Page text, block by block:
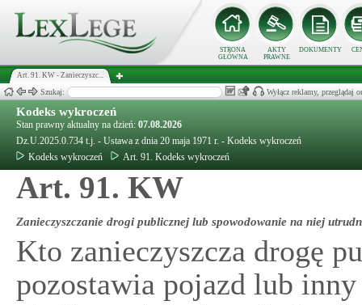
STRONA
GŁÓWNA
AKTY
PRAWNE
DOKUMENTY
Art. 91. KW - Zanieczyszc...
Szukaj: Wyłącz reklamy, przeglądaj
Kodeks wykroczeń
Stan prawny aktualny na dzień: 07.08.2026
Dz.U.2025.0.734 t.j. - Ustawa z dnia 20 maja 1971 r. - Kodeks wykroczeń
Kodeks wykroczeń
Art. 91. Kodeks wykroczeń
Art. 91. KW
Zanieczyszczanie drogi publicznej lub spowodowanie na niej
Kto zanieczyszcza drogę
pozostawia pojazd lub